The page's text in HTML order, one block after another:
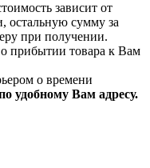
зависит от
остальную сумму за
при получении.
прибытии товара к Вам
о времени
удобному Вам адресу.